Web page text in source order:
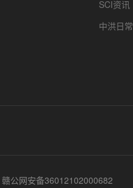
SCI资讯
中洪日常
赣公网安备36012102000682